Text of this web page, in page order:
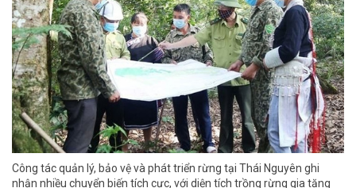
Công tác quản lý, bảo vệ và phát triển rừng tại Thái Nguyên ghi
nhận nhiều chuyển biến tích cực, với diện tích trồng rừng gia tăng